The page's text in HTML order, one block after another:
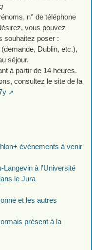
n° de téléphone
vous pouvez
souhaitez poser :
Dublin, etc.),
séjour.
à partir de 14 heures.
consultez le site de la
évènements à venir
à l’Université
le Jura
et les autres
présent à la